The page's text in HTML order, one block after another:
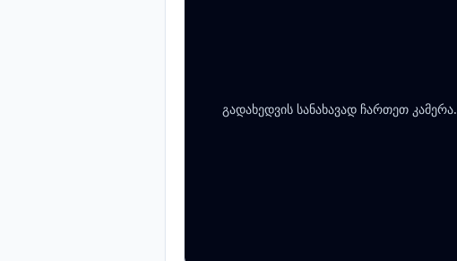
გადახედვის სანახავად ჩართეთ კამერა.